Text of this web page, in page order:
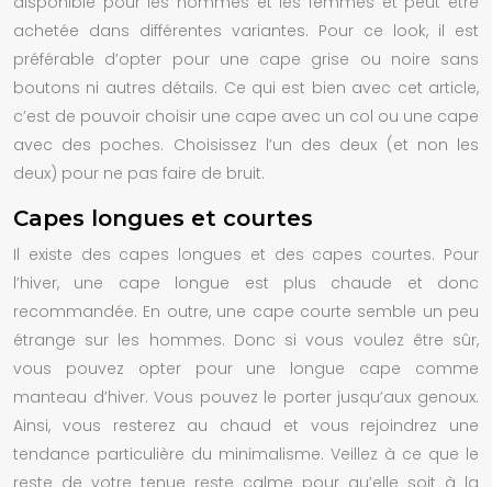
achetée dans différentes variantes. Pour ce look, il est
préférable d’opter pour une cape grise ou noire sans
boutons ni autres détails. Ce qui est bien avec cet article,
c’est de pouvoir choisir une cape avec un col ou une cape
avec des poches. Choisissez l’un des deux (et non les
deux) pour ne pas faire de bruit.
Capes longues et courtes
Il existe des capes longues et des capes courtes. Pour
l’hiver, une cape longue est plus chaude et donc
recommandée. En outre, une cape courte semble un peu
étrange sur les hommes. Donc si vous voulez être sûr,
vous pouvez opter pour une longue cape comme
manteau d’hiver. Vous pouvez le porter jusqu’aux genoux.
Ainsi, vous resterez au chaud et vous rejoindrez une
tendance particulière du minimalisme. Veillez à ce que le
reste de votre tenue reste calme pour qu’elle soit à la